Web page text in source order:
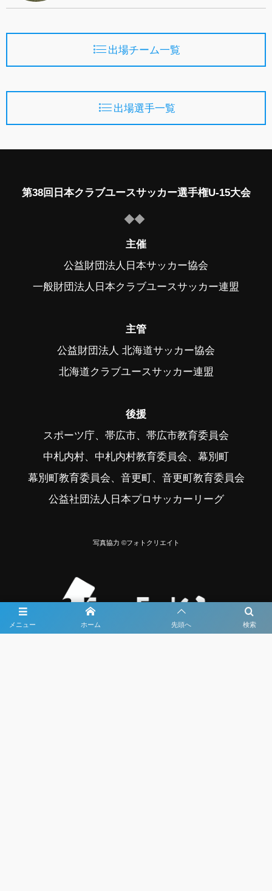
出場チーム一覧
出場選手一覧
メニュー 検索
ホーム 先頭へ
第38回日本クラブユースサッカー選手権U-15大会
主催
公益財団法人日本サッカー協会
一般財団法人日本クラブユースサッカー連盟
主管
公益財団法人 北海道サッカー協会
北海道クラブユースサッカー連盟
後援
スポーツ庁、帯広市、帯広市教育委員会
中札内村、中札内村教育委員会、幕別町
幕別町教育委員会、音更町、音更町教育委員会
公益社団法人日本プロサッカーリーグ
写真協力 ©フォトクリエイト